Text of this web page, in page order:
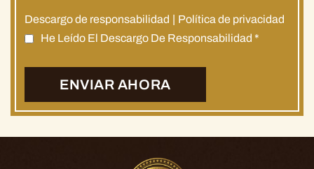
Descargo de responsabilidad
Política de privacidad
He Leído El Descargo De Responsabilidad *